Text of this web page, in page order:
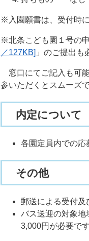
※入園願書は、受付時
※北条こども園１号の
／127KB] 」のご提出も
窓口にてご記入も可
参いただくとスムーズで
内定について
各園定員内での応
その他
郵送による受付及
バス送迎の対象地
3,000円が必要です